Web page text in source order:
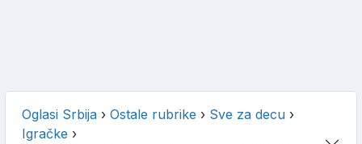
Oglasi Srbija › Ostale rubrike › Sve za decu ›
Igračke ›